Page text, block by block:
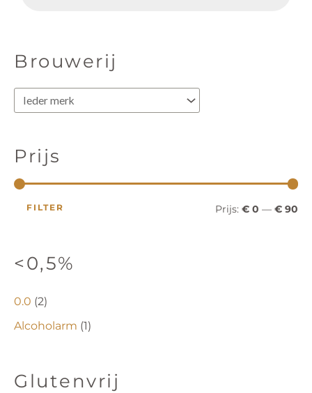
n
z
e
k
e
n
Brouwerij
Prijs
FILTER Prijs: € 0 — € 90
<0,5%
0.0 (2)
Alcoholarm (1)
Glutenvrij